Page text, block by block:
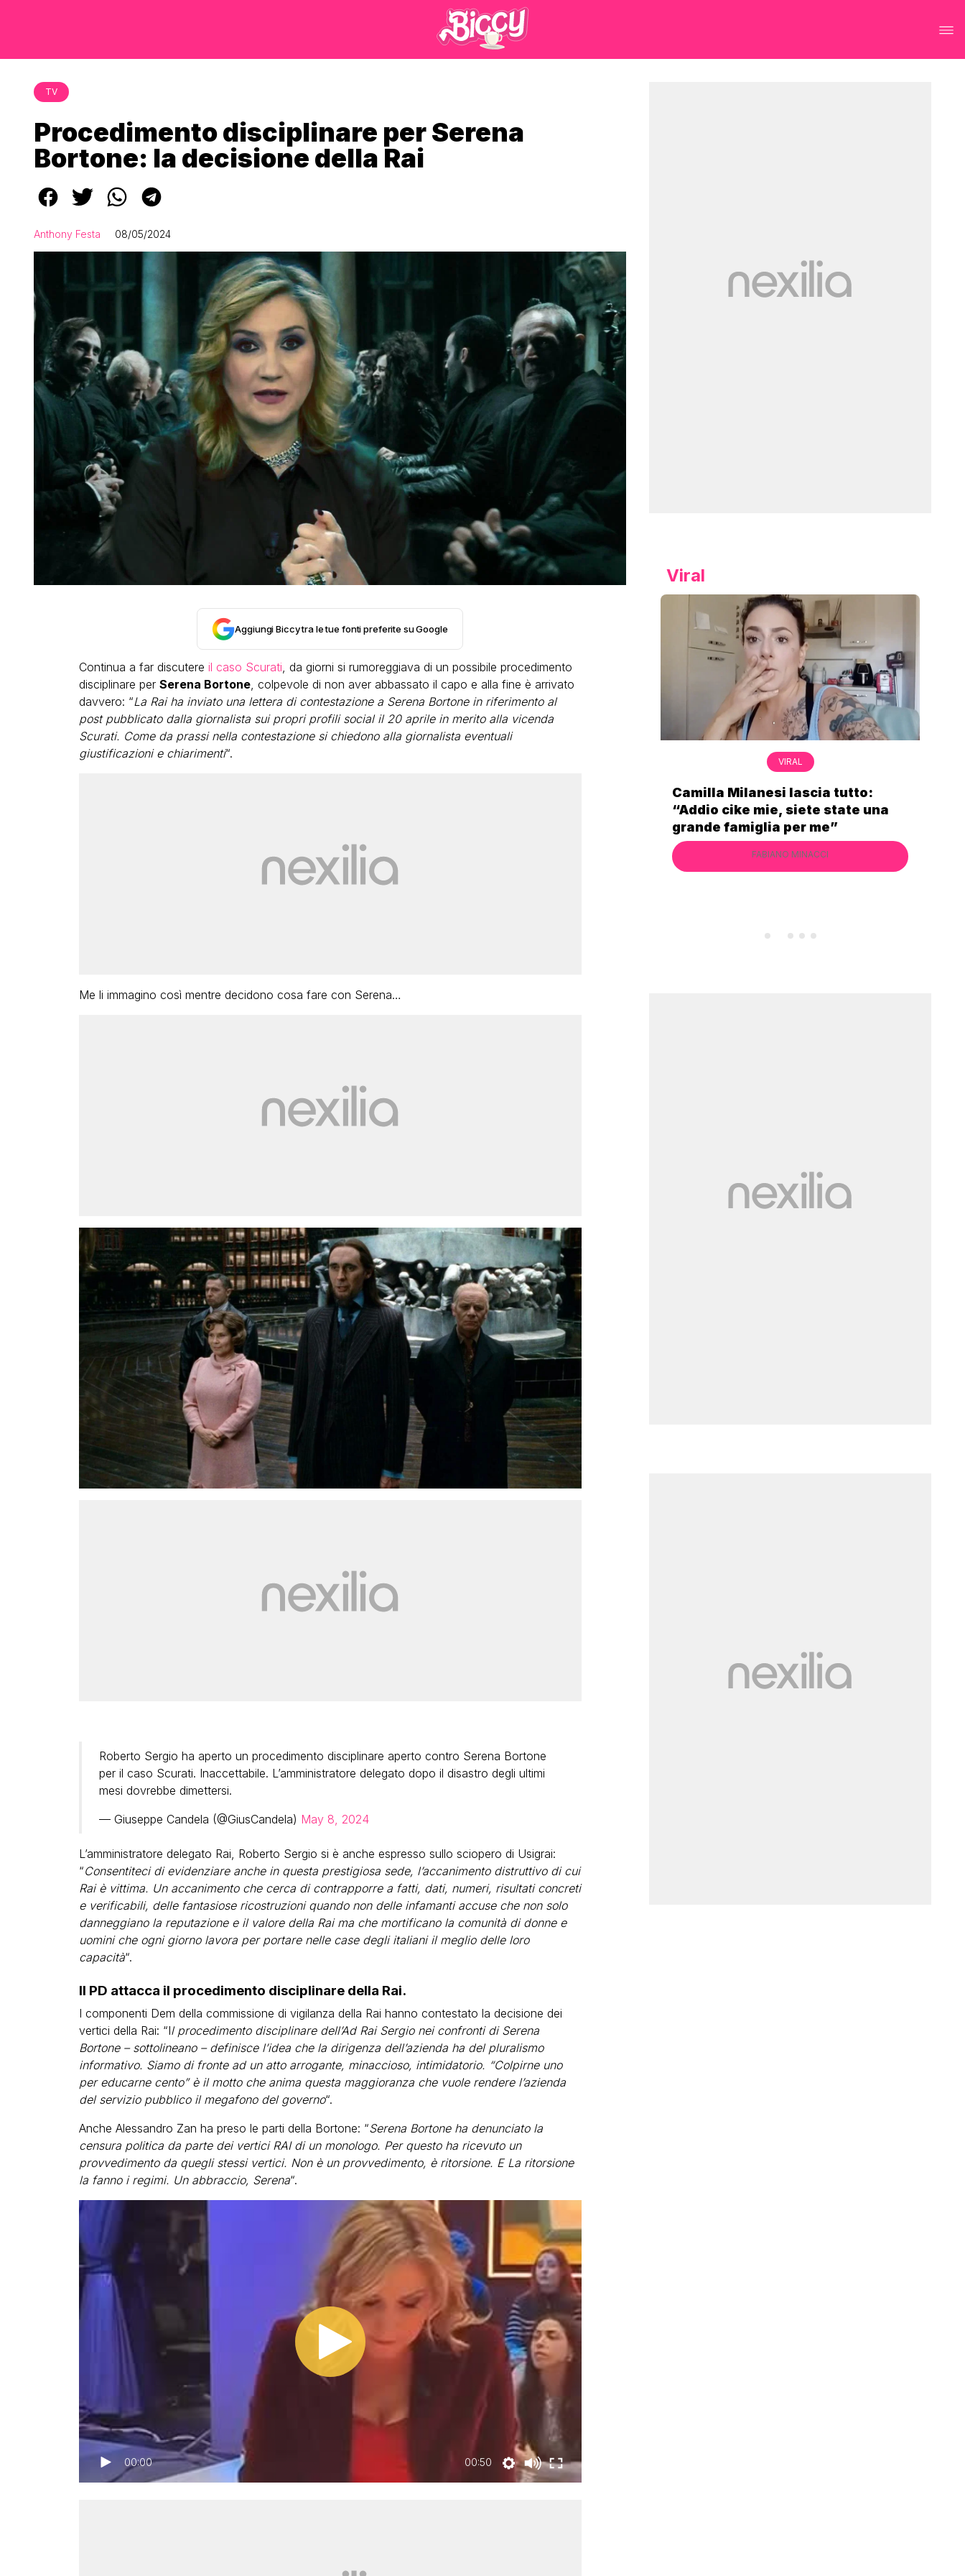
TV
Procedimento disciplinare per Serena
Bortone: la decisione della Rai
Anthony Festa 08/05/2024
Aggiungi Biccy tra le tue fonti preferite su Google
Continua a far discutere il caso Scurati, da giorni si rumoreggiava di un possibile procedimento
disciplinare per Serena Bortone, colpevole di non aver abbassato il capo e alla fine è arrivato
davvero: “La Rai ha inviato una lettera di contestazione a Serena Bortone in riferimento al
post pubblicato dalla giornalista sui propri profili social il 20 aprile in merito alla vicenda
Scurati. Come da prassi nella contestazione si chiedono alla giornalista eventuali
giustificazioni e chiarimenti“.
Me li immagino così mentre decidono cosa fare con Serena…
Roberto Sergio ha aperto un procedimento disciplinare aperto contro Serena Bortone
per il caso Scurati. Inaccettabile. L’amministratore delegato dopo il disastro degli ultimi
mesi dovrebbe dimettersi.
— Giuseppe Candela (@GiusCandela) May 8, 2024
L’amministratore delegato Rai, Roberto Sergio si è anche espresso sullo sciopero di Usigrai:
“Consentiteci di evidenziare anche in questa prestigiosa sede, l’accanimento distruttivo di cui
Rai è vittima. Un accanimento che cerca di contrapporre a fatti, dati, numeri, risultati concreti
e verificabili, delle fantasiose ricostruzioni quando non delle infamanti accuse che non solo
danneggiano la reputazione e il valore della Rai ma che mortificano la comunità di donne e
uomini che ogni giorno lavora per portare nelle case degli italiani il meglio delle loro
capacità“.
Il PD attacca il procedimento disciplinare della Rai.
I componenti Dem della commissione di vigilanza della Rai hanno contestato la decisione dei
vertici della Rai: “Il procedimento disciplinare dell’Ad Rai Sergio nei confronti di Serena
Bortone – sottolineano – definisce l’idea che la dirigenza dell’azienda ha del pluralismo
informativo. Siamo di fronte ad un atto arrogante, minaccioso, intimidatorio. “Colpirne uno
per educarne cento” è il motto che anima questa maggioranza che vuole rendere l’azienda
del servizio pubblico il megafono del governo“.
Anche Alessandro Zan ha preso le parti della Bortone: “Serena Bortone ha denunciato la
censura politica da parte dei vertici RAI di un monologo. Per questo ha ricevuto un
provvedimento da quegli stessi vertici. Non è un provvedimento, è ritorsione. E La ritorsione
la fanno i regimi. Un abbraccio, Serena“.
00:00 00:50
Viral
FABIANO MINACCI
VIRAL
Bimba Bum del Gabibbo è tornata
virale nell’estate della chiusura
definitiva di Striscia la Notizia
FABIANO MINACCI